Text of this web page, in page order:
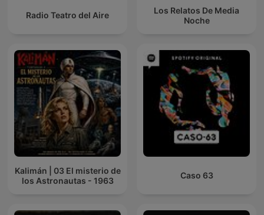
Radio Teatro del Aire
Los Relatos De Media
Noche
Kalimán | 03 El misterio de
los Astronautas - 1963
Caso 63